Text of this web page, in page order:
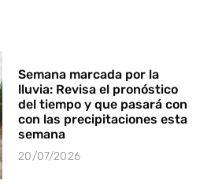
Semana marcada por la
lluvia: Revisa el pronóstico
del tiempo y que pasará con
con las precipitaciones esta
semana
20/07/2026